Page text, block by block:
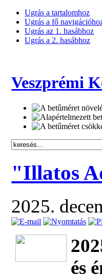
Ugrás a tartalomhoz
Ugrás a fő
Ugrás az 1. hasábhoz
Ugrás a 2. hasábhoz
Veszprémi
"Illatos
2025.
és